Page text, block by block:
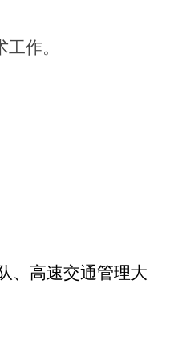
作。
、高速交通管理大